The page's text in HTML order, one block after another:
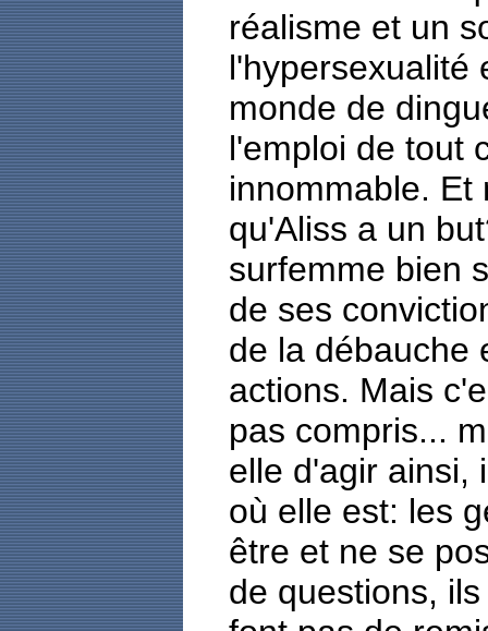
réalisme et un
l'hypersexualité
monde de
l'emploi de tout
innommable. Et
qu'Aliss a un
surfemme bien
de ses
de la débauche
actions. Mais
pas compris...
elle d'agir ainsi,
où elle est: les
être et ne se
de questions,